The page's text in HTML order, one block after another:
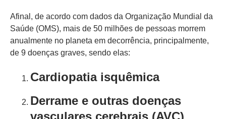
Afinal, de acordo com dados da Organização Mundial da
Saúde (OMS), mais de 50 milhões de pessoas morrem
anualmente no planeta em decorrência, principalmente,
de 9 doenças graves, sendo elas:
Cardiopatia isquêmica
Derrame e outras doenças
vasculares cerebrais (AVC)